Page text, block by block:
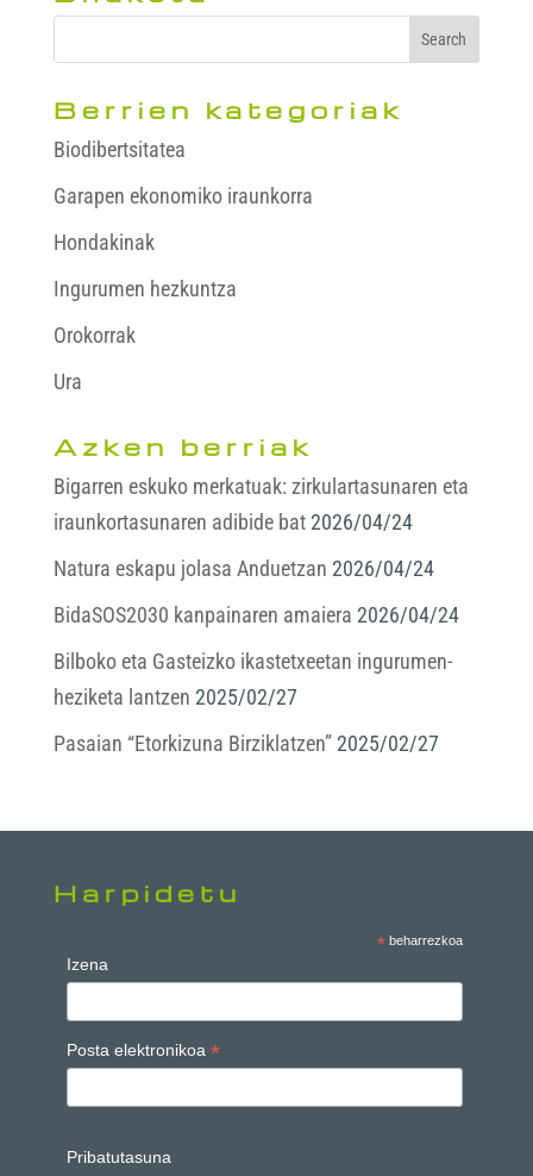
Berrien kategoriak
Biodibertsitatea
Garapen ekonomiko iraunkorra
Hondakinak
Ingurumen hezkuntza
Orokorrak
Ura
Azken berriak
Bigarren eskuko merkatuak: zirkulartasunaren eta
iraunkortasunaren adibide bat 2026/04/24
Natura eskapu jolasa Anduetzan 2026/04/24
BidaSOS2030 kanpainaren amaiera 2026/04/24
Bilboko eta Gasteizko ikastetxeetan ingurumen-
heziketa lantzen 2025/02/27
Pasaian “Etorkizuna Birziklatzen” 2025/02/27
Harpidetu
* beharrezkoa
Izena
Posta elektronikoa *
Pribatutasuna